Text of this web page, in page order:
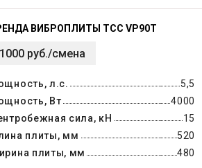
ВИБРОПЛИТЫ ТСС VP90T
1000 руб./смена
л.с.
5,5
Вт
4000
сила, кН
15
плиты, мм
520
плиты, мм
480